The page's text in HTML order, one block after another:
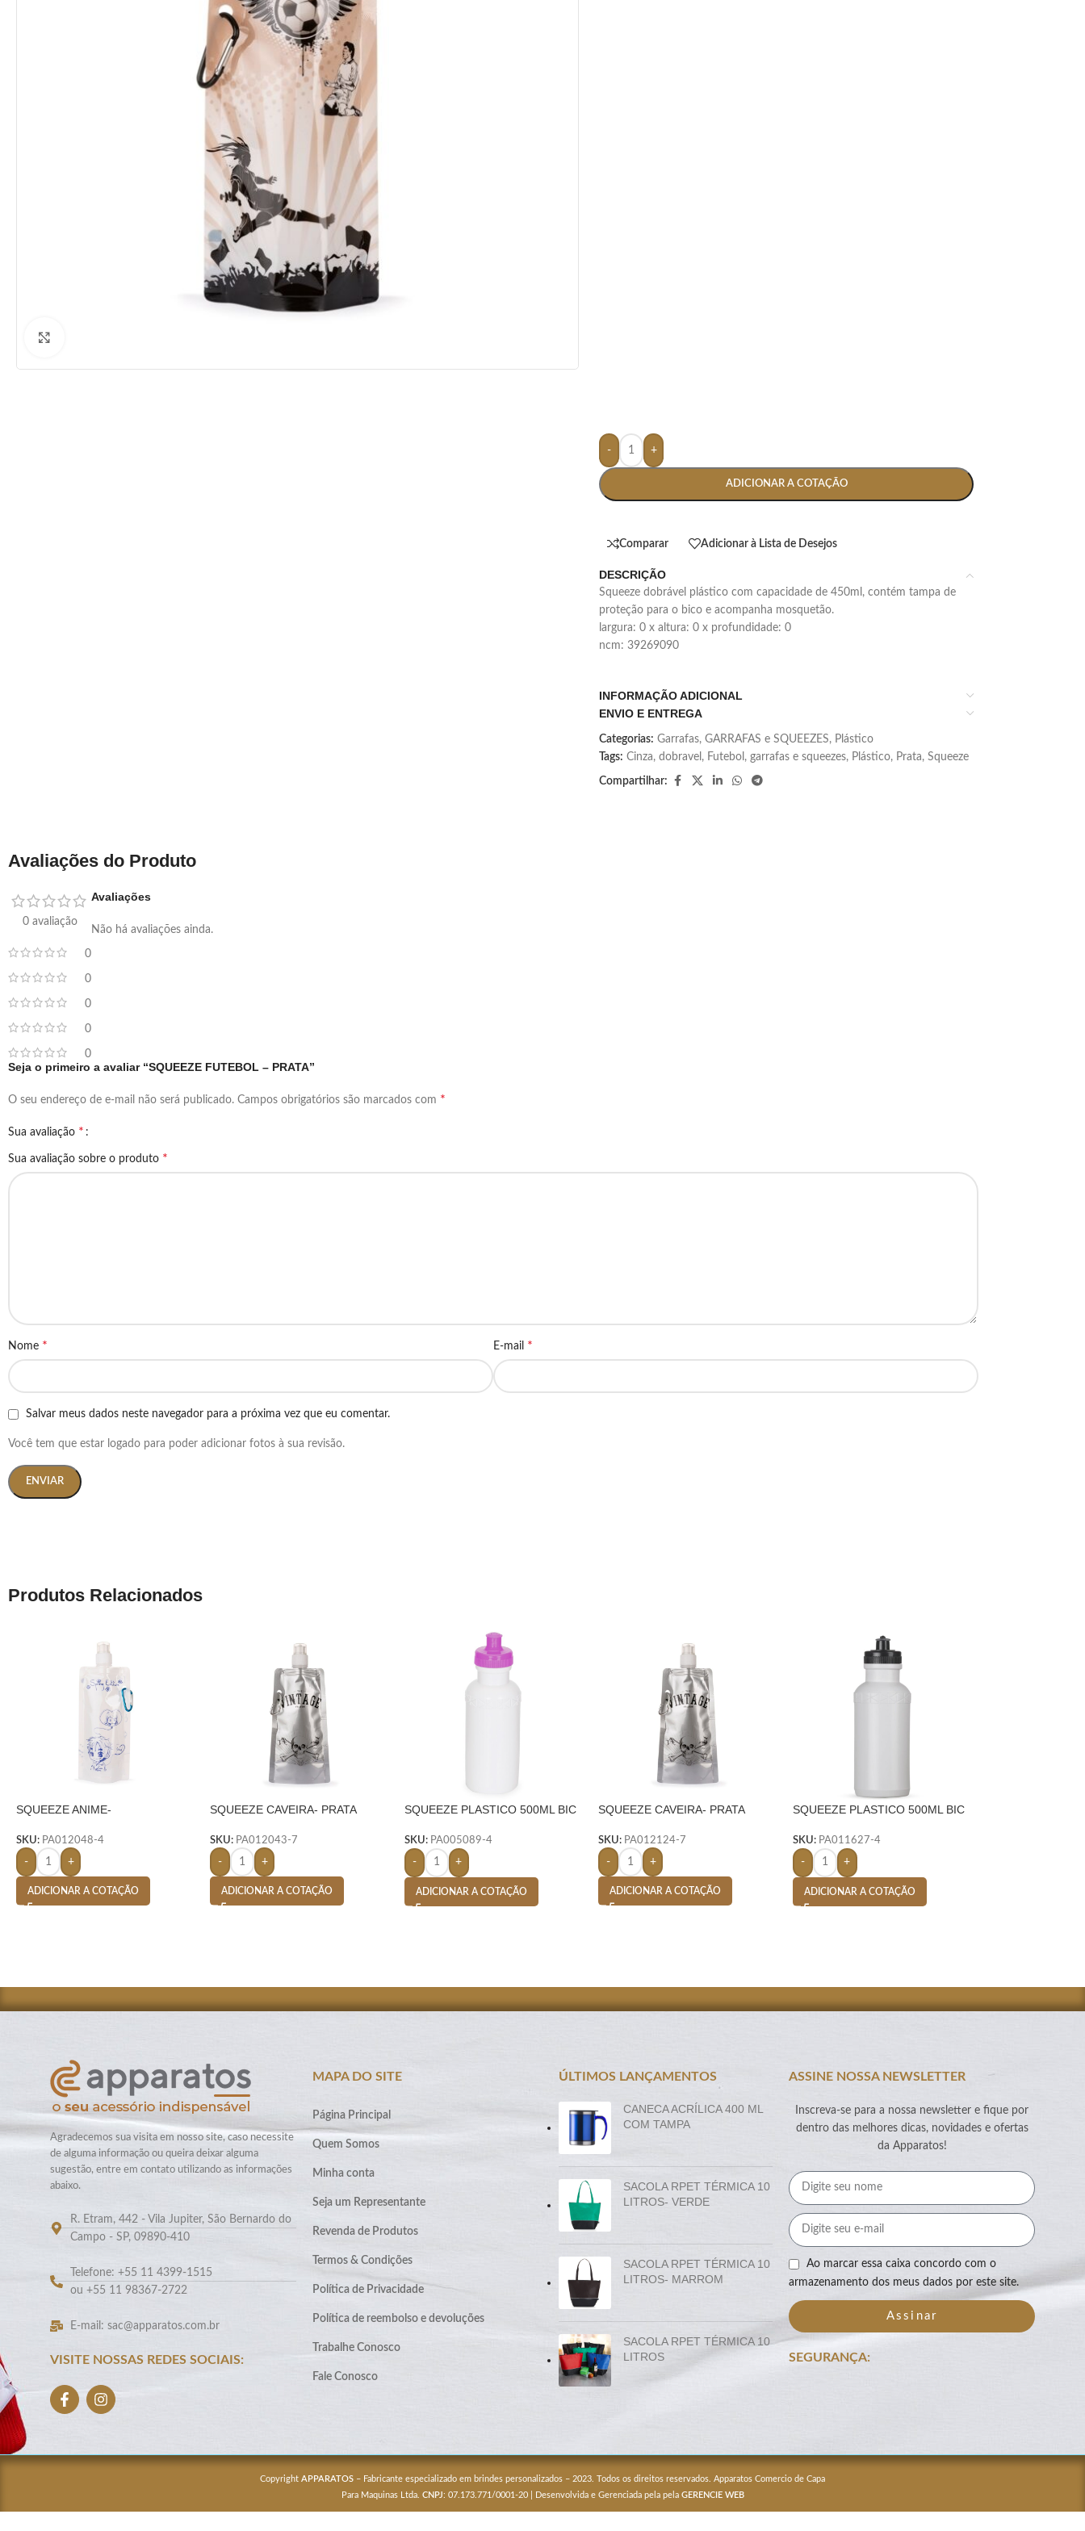
- +
ADICIONAR A COTAÇÃO
Comparar Adicionar à Lista de Desejos
DESCRIÇÃO
squeeze dobrável plástico com capacidade de 450ml, contém tampa de
proteção para o bico e acompanha mosquetão.
largura: 0 x altura: 0 x profundidade: 0
ncm: 39269090
INFORMAÇÃO ADICIONAL
ENVIO E ENTREGA
Categorias: Garrafas, GARRAFAS e SQUEEZES, Plástico
Tags: Cinza, dobravel , Futebol , garrafas e squeezes, Plástico, Prata, Squeeze
Compartilhar:
Avaliações do Produto
0 avaliação
0
0
0
0
0
Avaliações
Não há avaliações ainda.
Seja o primeiro a avaliar “SQUEEZE FUTEBOL – PRATA”
O seu endereço de e-mail não será publicado. Campos obrigatórios são marcados com *
Sua avaliação *
Sua avaliação sobre o produto *
Nome * E-mail *
Salvar meus dados neste navegador para a próxima vez que eu comentar.
Você tem que estar logado para poder adicionar fotos à sua revisão.
Produtos Relacionados
SQUEEZE ANIME-
SKU: PA012048-4
- +
ADICIONAR A COTAÇÃO
SQUEEZE CAVEIRA- PRATA
SKU: PA012043-7
- +
ADICIONAR A COTAÇÃO
SQUEEZE PLASTICO 500ML BIC
SKU: PA005089-4
- +
ADICIONAR A COTAÇÃO
SQUEEZE CAVEIRA- PRATA
SKU: PA012124-7
- +
ADICIONAR A COTAÇÃO
SQUEEZE PLASTICO 500ML BIC
SKU: PA011627-4
- +
ADICIONAR A COTAÇÃO
Agradecemos sua visita em nosso site, caso necessite
de alguma informação ou queira deixar alguma
sugestão, entre em contato utilizando as informações
abaixo.
R. Etram, 442 - Vila Jupiter, São Bernardo do
Campo - SP, 09890-410
Telefone: +55 11 4399-1515
ou +55 11 98367-2722
E-mail: sac@apparatos.com.br
VISITE NOSSAS REDES SOCIAIS:
MAPA DO SITE
Página Principal
Quem Somos
Minha conta
Seja um Representante
Revenda de Produtos
Termos & Condições
Política de Privacidade
Política de reembolso e devoluções
Trabalhe Conosco
Fale Conosco
ÚLTIMOS LANÇAMENTOS
CANECA ACRÍLICA 400 ML
COM TAMPA
SACOLA RPET TÉRMICA 10
LITROS- VERDE
SACOLA RPET TÉRMICA 10
LITROS- MARROM
SACOLA RPET TÉRMICA 10
LITROS
ASSINE NOSSA NEWSLETTER
Inscreva-se para a nossa newsletter e fique por
dentro das melhores dicas, novidades e ofertas
da Apparatos!
Ao marcar essa caixa concordo com o
armazenamento dos meus dados por este site.
Assinar
SEGURANÇA:
Copyright APPARATOS – Fabricante especializado em brindes personalizados – 2023. Todos os direitos reservados. Apparatos Comercio de Capa
Para Maquinas Ltda. CNPJ: 07.173.771/0001-20 | Desenvolvida e Gerenciada pela pela GERENCIE WEB